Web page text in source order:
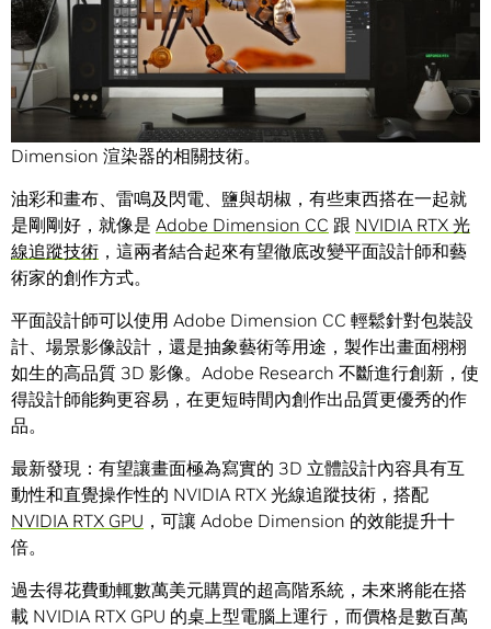
在 Adobe MAX 大會搶先一睹 NVIDIA RTX 支援先進 Adobe
Dimension 渲染器的相關技術。
油彩和畫布、雷鳴及閃電、鹽與胡椒，有些東西搭在一起就
是剛剛好，就像是 Adobe Dimension CC 跟 NVIDIA RTX 光
線追蹤技術 ，這兩者結合起來有望徹底改變平面設計師和藝
術家的創作方式。
平面設計師可以使用 Adobe Dimension CC 輕鬆針對包裝設
計、場景影像設計，還是抽象藝術等用途，製作出畫面栩栩
如生的高品質 3D 影像。Adobe Research 不斷進行創新，使
得設計師能夠更容易，在更短時間內創作出品質更優秀的作
品。
最新發現：有望讓畫面極為寫實的 3D 立體設計內容具有互
動性和直覺操作性的 NVIDIA RTX 光線追蹤技術，搭配
NVIDIA RTX GPU ，可讓 Adobe Dimension 的效能提升十
倍。
過去得花費動輒數萬美元購買的超高階系統，未來將能在搭
載 NVIDIA RTX GPU 的桌上型電腦上運行，而價格是數百萬